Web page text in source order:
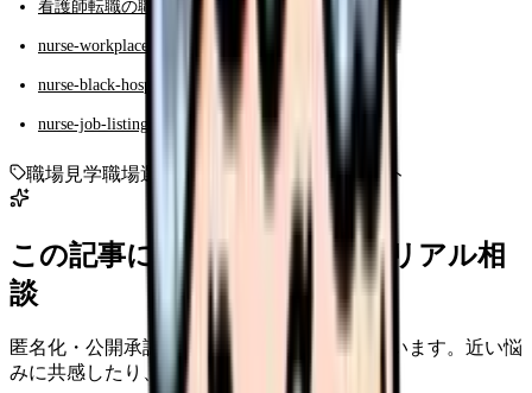
看護師転職の職場選び完全ガイド
nurse-workplace-selection-answer-2026
nurse-black-hospital-detection-10
nurse-job-listing-real-meaning
職場見学職場選び 看護師転職チェックリスト
この記事に近い看護師さんのリアル相
談
匿名化・公開承認済みの本音だけを表示しています。近い悩
みに共感したり、自分の状況を投稿できます。